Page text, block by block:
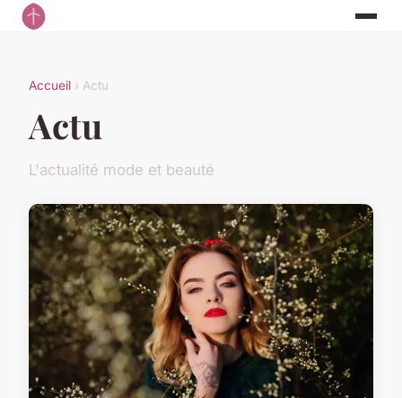
Accueil › Actu
Actu
L'actualité mode et beauté